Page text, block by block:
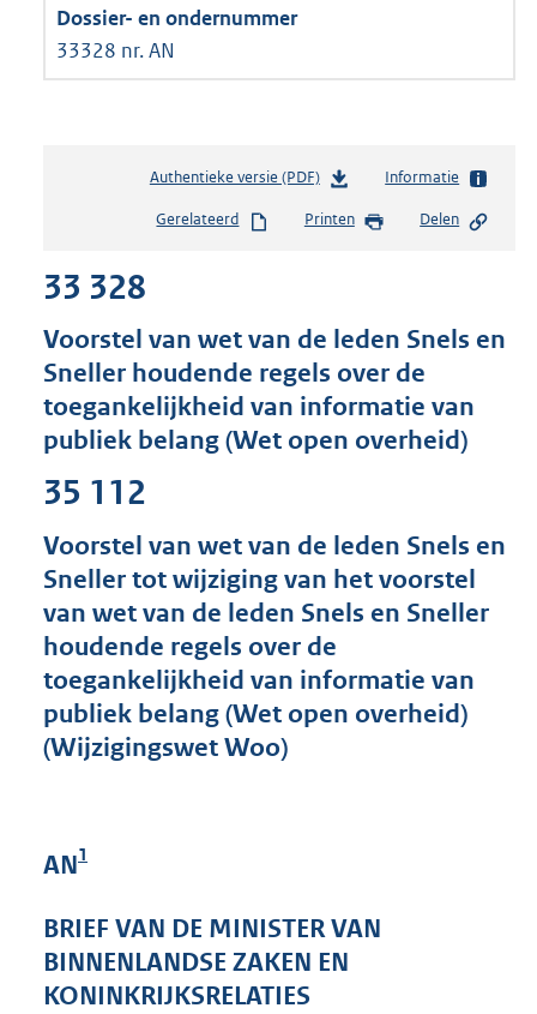
33328 nr. AN
Authentieke versie (PDF)b
s
s
g
r
o
:
5
5
b
Informatie
Gerelateerd Printen Delen
33 328
Voorstel van wet van de leden Snels en
Sneller houdende regels over de
toegankelijkheid van informatie van
publiek belang (Wet open overheid)
35 112
Voorstel van wet van de leden Snels en
Sneller tot wijziging van het voorstel
van wet van de leden Snels en Sneller
houdende regels over de
toegankelijkheid van informatie van
publiek belang (Wet open overheid)
(Wijzigingswet Woo)
AN1
BRIEF VAN DE MINISTER VAN
BINNENLANDSE ZAKEN EN
KONINKRIJKSRELATIES